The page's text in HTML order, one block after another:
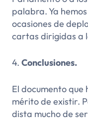
palabra. Ya
ocasiones de
cartas dirigidas a
4. Conclusiones.
El documento que
mérito de existir.
dista mucho de